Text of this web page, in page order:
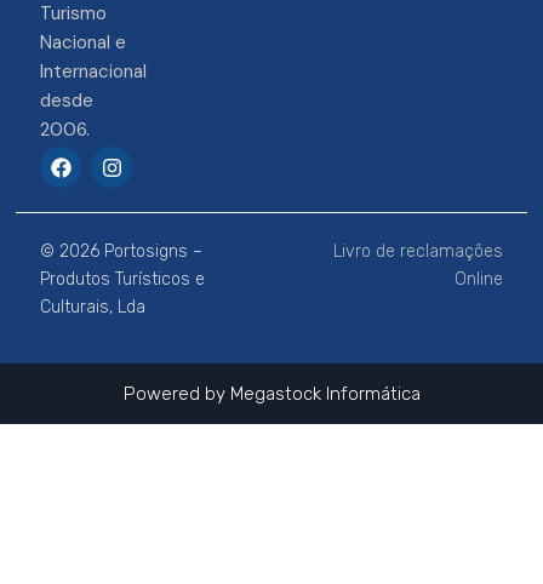
Turismo
Nacional e
Internacional
desde
2006.
F
a
e
b
o
o
k
I
n
t
a
g
r
a
m
© 2026 Portosigns –
Produtos Turísticos e
Culturais, Lda
Livro de reclamações
Online
Powered by Megastock Informática